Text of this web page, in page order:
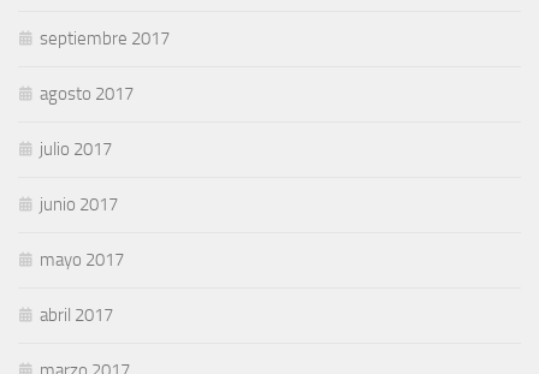
septiembre 2017
agosto 2017
julio 2017
junio 2017
mayo 2017
abril 2017